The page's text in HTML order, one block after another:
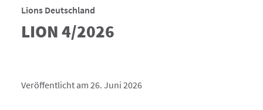
Lions Deutschland
LION 4/2026
Veröffentlicht am 26. Juni 2026